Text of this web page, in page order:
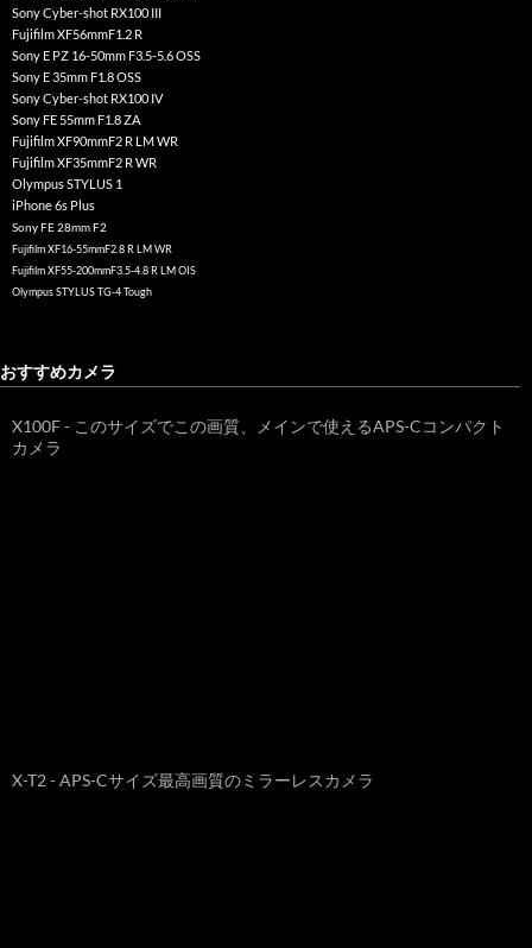
Sony Cyber-shot RX100 III
Fujifilm XF56mmF1.2 R
Sony E PZ 16-50mm F3.5-5.6 OSS
Sony E 35mm F1.8 OSS
Sony Cyber-shot RX100 IV
Sony FE 55mm F1.8 ZA
Fujifilm XF90mmF2 R LM WR
Fujifilm XF35mmF2 R WR
Olympus STYLUS 1
iPhone 6s Plus
Sony FE 28mm F2
Fujifilm XF16-55mmF2.8 R LM WR
Fujifilm XF55-200mmF3.5-4.8 R LM OIS
Olympus STYLUS TG-4 Tough
おすすめカメラ
X100F - このサイズでこの画質、メインで使えるAPS-Cコンパクト
カメラ
X-T2 - APS-Cサイズ最高画質のミラーレスカメラ